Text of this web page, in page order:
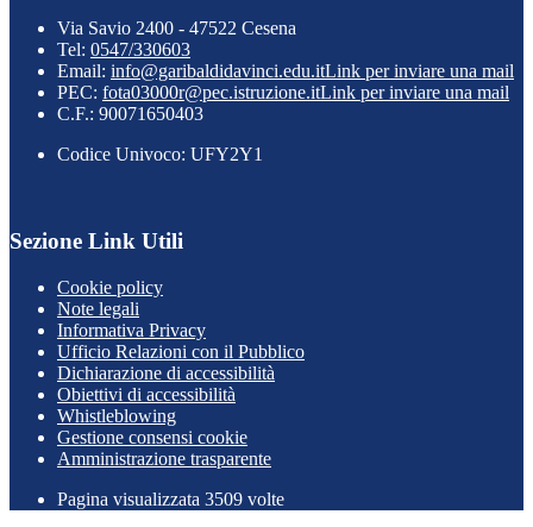
Via Savio 2400 - 47522 Cesena
Tel: 0547/330603
Email: info@garibaldidavinci.edu.itLink per inviare una mail
PEC: fota03000r@pec.istruzione.itLink per inviare una mail
C.F.: 90071650403
Codice Univoco: UFY2Y1
Sezione Link Utili
Cookie policy
Note legali
Informativa Privacy
Ufficio Relazioni con il Pubblico
Dichiarazione di accessibilità
Obiettivi di accessibilità
Whistleblowing
Gestione consensi cookie
Amministrazione trasparente
Pagina visualizzata 3509 volte